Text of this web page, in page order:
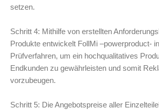
setzen.
Schritt 4: Mithilfe von erstellten
Produkte entwickelt FollMi –powerproduct-
Prüfverfahren, um ein hochqualitatives
Endkunden zu gewährleisten und somit
vorzubeugen.
Schritt 5: Die Angebotspreise aller